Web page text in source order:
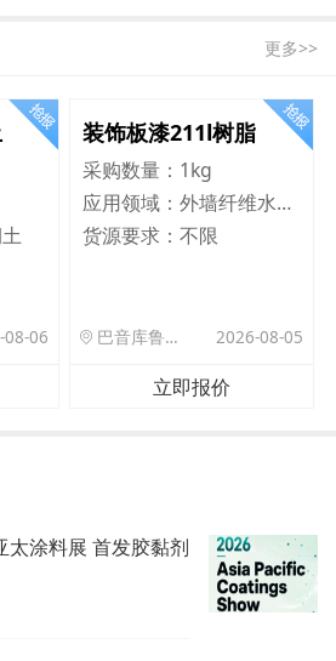
更多>>
08-06
装饰板漆211l树脂
采购数量： 1kg
应用领域：
外墙纤维水泥板
货源要求：不限
巴音库鲁提镇,托帕口岸六号库房 2026-08-05
立即报价
涂料展 首发胶黏剂